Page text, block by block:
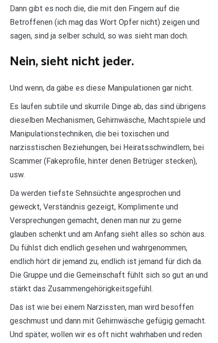
Dann gibt es noch die, die mit den Fingern auf die
Betroffenen (ich mag das Wort Opfer nicht) zeigen und
sagen, sind ja selber schuld, so was sieht man doch.
Nein, sieht nicht jeder.
Und wenn, da gäbe es diese Manipulationen gar nicht.
Es laufen subtile und skurrile Dinge ab, das sind übrigens
dieselben Mechanismen, Gehirnwäsche, Machtspiele und
Manipulationstechniken, die bei toxischen und
narzisstischen Beziehungen, bei Heiratsschwindlern, bei
Scammer (Fakeprofile, hinter denen Betrüger stecken),
usw.
Da werden tiefste Sehnsüchte angesprochen und
geweckt, Verständnis gezeigt, Komplimente und
Versprechungen gemacht, denen man nur zu gerne
glauben schenkt und am Anfang sieht alles so schön aus.
Du fühlst dich endlich gesehen und wahrgenommen,
endlich hört dir jemand zu, endlich ist jemand für dich da.
Die Gruppe und die Gemeinschaft fühlt sich so gut an und
stärkt das Zusammengehörigkeitsgefühl.
Das ist wie bei einem Narzissten, man wird besoffen
geschmust und dann mit Gehirnwäsche gefügig gemacht.
Und später, wollen wir es oft nicht wahrhaben und reden